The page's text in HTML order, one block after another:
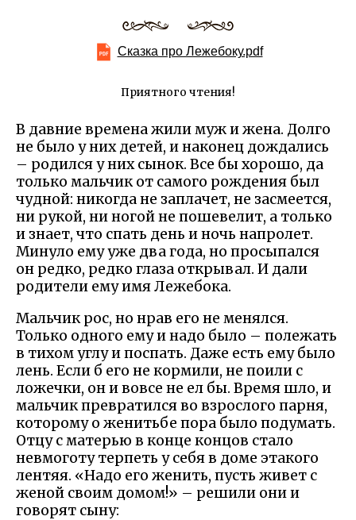
Сказка про Лежебоку.pdf
Приятного чтения!
В давние времена жили муж и жена. Долго
не было у них детей, и наконец дождались
– родился у них сынок. Все бы хорошо, да
только мальчик от самого рождения был
чудной: никогда не заплачет, не засмеется,
ни рукой, ни ногой не пошевелит, а только
и знает, что спать день и ночь напролет.
Минуло ему уже два года, но просыпался
он редко, редко глаза открывал. И дали
родители ему имя Лежебока.
Мальчик рос, но нрав его не менялся.
Только одного ему и надо было – полежать
в тихом углу и поспать. Даже есть ему было
лень. Если б его не кормили, не поили с
ложечки, он и вовсе не ел бы. Время шло, и
мальчик превратился во взрослого парня,
которому о женитьбе пора было подумать.
Отцу с матерью в конце концов стало
невмоготу терпеть у себя в доме этакого
лентяя. «Надо его женить, пусть живет с
женой своим домом!» – решили они и
говорят сыну: